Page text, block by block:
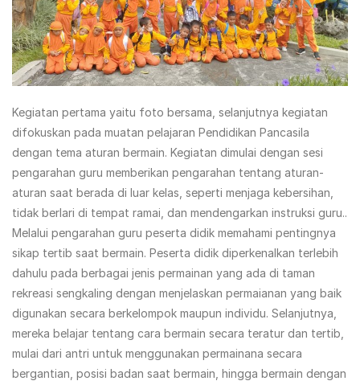
Kegiatan pertama yaitu foto bersama, selanjutnya kegiatan
difokuskan pada muatan pelajaran Pendidikan Pancasila
dengan tema aturan bermain. Kegiatan dimulai dengan sesi
pengarahan guru memberikan pengarahan tentang aturan-
aturan saat berada di luar kelas, seperti menjaga kebersihan,
tidak berlari di tempat ramai, dan mendengarkan instruksi guru..
Melalui pengarahan guru peserta didik memahami pentingnya
sikap tertib saat bermain. Peserta didik diperkenalkan terlebih
dahulu pada berbagai jenis permainan yang ada di taman
rekreasi sengkaling dengan menjelaskan permaianan yang baik
digunakan secara berkelompok maupun individu. Selanjutnya,
mereka belajar tentang cara bermain secara teratur dan tertib,
mulai dari antri untuk menggunakan permainana secara
bergantian, posisi badan saat bermain, hingga bermain dengan